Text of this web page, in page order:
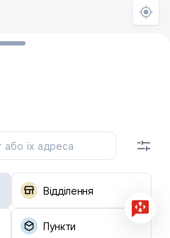
Відділення
Пункти